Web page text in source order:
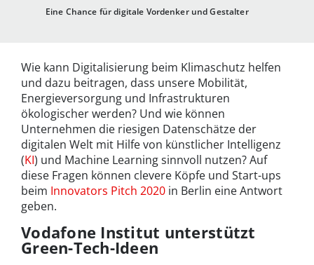
Eine Chance für digitale Vordenker und Gestalter
Wie kann Digitalisierung beim Klimaschutz helfen
und dazu beitragen, dass unsere Mobilität,
Energieversorgung und Infrastrukturen
ökologischer werden? Und wie können
Unternehmen die riesigen Datenschätze der
digitalen Welt mit Hilfe von künstlicher Intelligenz
(KI) und Machine Learning sinnvoll nutzen? Auf
diese Fragen können clevere Köpfe und Start-ups
beim Innovators Pitch 2020 in Berlin eine Antwort
geben.
Vodafone Institut unterstützt
Green-Tech-Ideen